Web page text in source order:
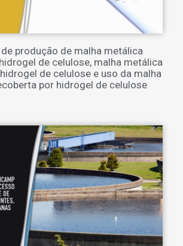
produção de malha metálica
de celulose, malha metálica
de celulose e uso da malha
por hidrogel de celulose